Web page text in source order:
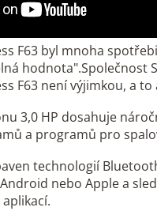
F63 byl mnoha
hodnota".Společnost
F63 není výjimkou, a
3,0 HP dosahuje
a programů pro
technologií
nebo Apple a